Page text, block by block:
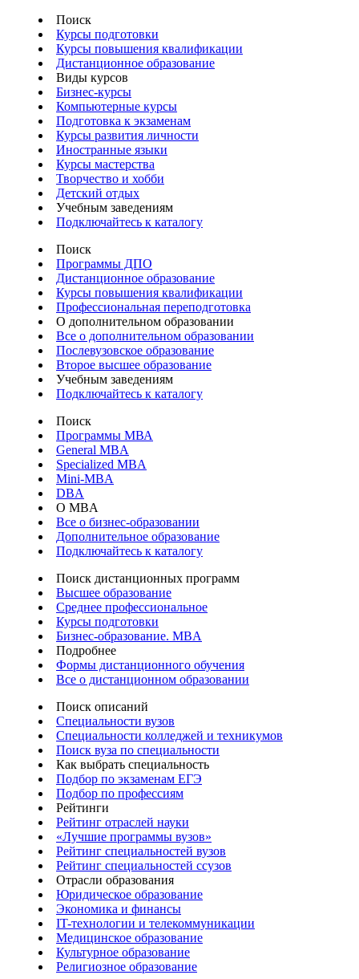
Поиск
Курсы подготовки
Курсы повышения квалификации
Дистанционное образование
Виды курсов
Бизнес-курсы
Компьютерные курсы
Подготовка к экзаменам
Курсы развития личности
Иностранные языки
Курсы мастерства
Творчество и хобби
Детский отдых
Учебным заведениям
Подключайтесь к каталогу
Поиск
Программы ДПО
Дистанционное образование
Курсы повышения квалификации
Профессиональная переподготовка
О дополнительном образовании
Все о дополнительном образовании
Послевузовское образование
Второе высшее образование
Учебным заведениям
Подключайтесь к каталогу
Поиск
Программы МВА
General MBA
Specialized MBA
Mini-MBA
DBA
О MBA
Все о бизнес-образовании
Дополнительное образование
Подключайтесь к каталогу
Поиск дистанционных программ
Высшее образование
Среднее профессиональное
Курсы подготовки
Бизнес-образование. MBA
Подробнее
Формы дистанционного обучения
Все о дистанционном образовании
Поиск описаний
Специальности вузов
Специальности колледжей и техникумов
Поиск вуза по специальности
Как выбрать специальность
Подбор по экзаменам ЕГЭ
Подбор по профессиям
Рейтинги
Рейтинг отраслей науки
«Лучшие программы вузов»
Рейтинг специальностей вузов
Рейтинг специальностей ссузов
Отрасли образования
Юридическое образование
Экономика и финансы
IT-технологии и телекоммуникации
Медицинское образование
Культурное образование
Религиозное образование